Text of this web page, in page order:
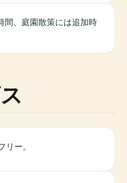
間、庭園散策には追加時
リー。